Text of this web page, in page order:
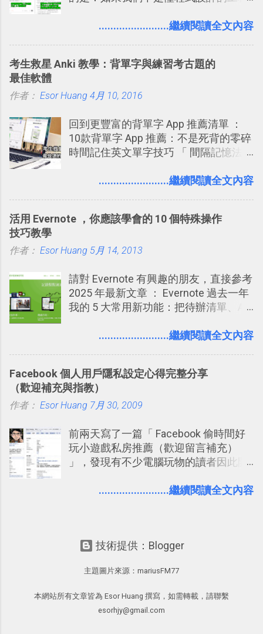
2016/8 新增： Trello 開放「強化功能」
技！最想要的強大 Trello 客製化範例教
急時間管理四象限在 Trello 活用與範本
用 Trello？ 8個專案排程協作重點技巧
2017/6 新增： 如何用 Trello 規劃自助
旅行？我的 Trello 行程計畫使用技巧教
卡片不再落落長？專案管理的5個關鍵
子彈筆記？我的 Trello GTD 方法範例看
板分享
鴉牆上，從而禁止可能的祕密被你其他
（ChatGPT） 的 Codex 工具？ 如何用
打造一個更自動化的電腦工作流程。
........................繼續閱讀全文內容
考生救星 Anki 教學：背單字與練習考古題的
最佳軟體
作者： Esor Huang 4月 10, 2016
回到更豐富的背單字 App 推薦清單 ：
10款背單字 App 推薦：不是死背的零碎
時間記住英文單字技巧 「 間隔記憶法
短期記憶變成長期記憶。 舉例來說我今
強；然後下次快要忘記可能變成相隔一
化，讓記憶延長到可能半個月；那時候
來一個月的記憶長度！就這樣反覆慢慢
拉長時間練習，就能讓一個東西成為腦
海中更深刻的記憶。 問題是，當我們一
要準備數百個考試問題時，自己手動進
練習的記憶卡片，自動規劃要延期複習
的卡片，每天自動產生記憶練習題，這
樣的軟體中最受好評的，或許就是今天
........................繼續閱讀全文內容
活用 Evernote ，你應該學會的 10 個特殊操作
技巧教學
作者： Esor Huang 5月 14, 2013
請對 Evernote 有興趣的朋友，直接參考
2025 年最新文章 ： Evernote 過去一年
我的 5 大常用新功能：把待辦清單、AI
介紹文章： 把不同筆記中的待辦清單統
大綱收合、目錄連結、錨點連結，整理
超長筆記應用案例分享 新功能教學： 會
議記錄不麻煩！我常用兩個 Evernote AI
學： Evernote 新增類似 Google 文件的
「免帳號登入」多人同步編輯功能
........................繼續閱讀全文內容
Facebook 個人用戶隱私設定心得完整分享
（歡迎補充與指教）
作者： Esor Huang 7月 30, 2009
前兩天寫了一篇「 Facebook 偷時間好
玩小遊戲私房推薦（歡迎留言補充）
」，發現有不少電腦玩物的讀者因此開
Facebook確 實是目前最好的社群、社
又加入了哪個社團？某位好友又出現在
哪個遊戲？但也正因為如此，Facebook
社群效果？則是很多人感到疑慮的部
份，也是惡意程式有可能利用的部份 。
........................繼續閱讀全文內容
技術提供：Blogger
主題圖片來源： mariusFM77
本網站所有文章皆為 Esor Huang 撰寫，如需轉載，請聯繫
esorhjy@gmail.com